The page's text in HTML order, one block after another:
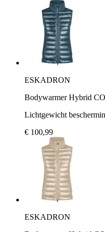
ESKADRON
Bodywarmer Hybrid
Lichtgewicht
€ 100,99
ESKADRON